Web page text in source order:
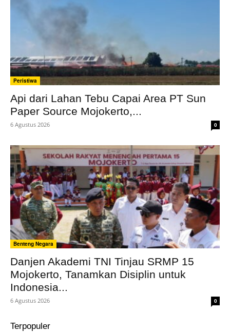
Peristiwa
Api dari Lahan Tebu Capai Area PT Sun
Paper Source Mojokerto,...
6 Agustus 2026 0
Benteng Negara
Danjen Akademi TNI Tinjau SRMP 15
Mojokerto, Tanamkan Disiplin untuk
Indonesia...
6 Agustus 2026 0
Terpopuler